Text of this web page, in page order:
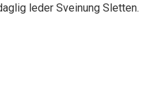
leder Sveinung Sletten.